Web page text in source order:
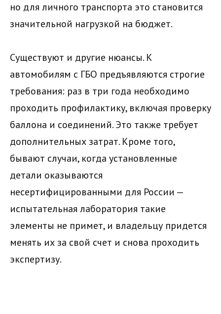
но для личного транспорта это становится
значительной нагрузкой на бюджет.
Существуют и другие нюансы. К
автомобилям с ГБО предъявляются строгие
требования: раз в три года необходимо
проходить профилактику, включая проверку
баллона и соединений. Это также требует
дополнительных затрат. Кроме того,
бывают случаи, когда установленные
детали оказываются
несертифицированными для России —
испытательная лаборатория такие
элементы не примет, и владельцу придется
менять их за свой счет и снова проходить
экспертизу.